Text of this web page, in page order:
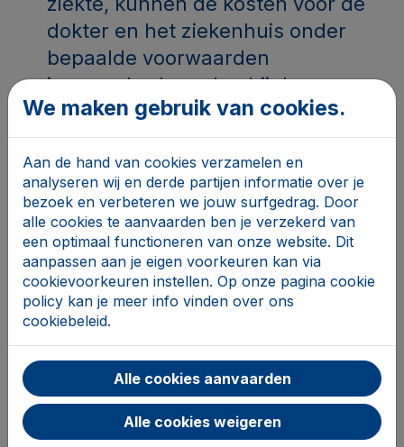
dokter en het ziekenhuis onder
bepaalde voorwaarden
ingevorderd worden bij de nog
levende echtgenoot of de partner
van de overledene met wie hij
wettelijk samenwoonde. Dit geldt
niet voor een feitelijke
samenwoonst.
begrafeniskosten: soms kan het
zijn dat de kosten van de
begrafenis toch betaald moeten
worden, ook al heb je de erfenis
niet aanvaard. Dit bespreek je best
met de notaris.
We maken gebruik van cookies.
Aan de hand van cookies verzamelen en
analyseren wij en derde partijen informatie over je
bezoek en verbeteren we jouw surfgedrag. Door
alle cookies te aanvaarden ben je verzekerd van
een optimaal functioneren van onze website. Dit
aanpassen aan je eigen voorkeuren kan via
cookievoorkeuren instellen. Op onze pagina cookie
policy kan je meer info vinden over ons
cookiebeleid.
Alle cookies aanvaarden
Alle cookies weigeren